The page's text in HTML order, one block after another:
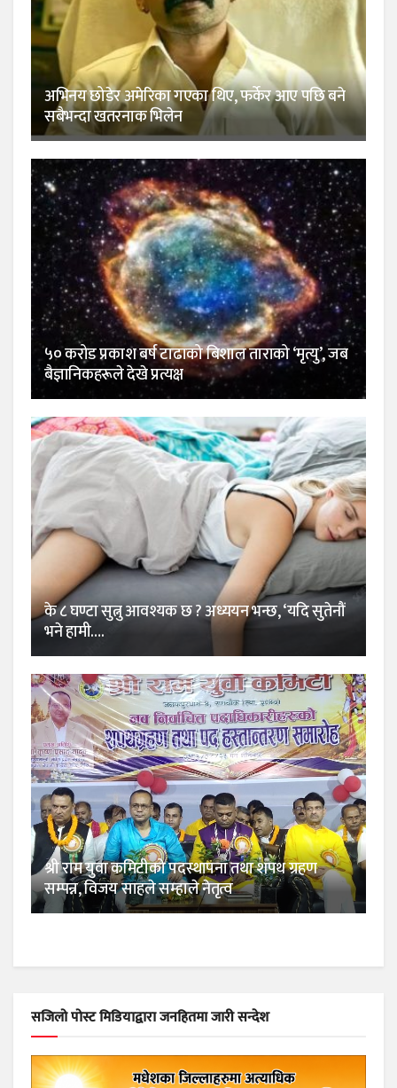
अभिनय छोडेर अमेरिका गएका थिए, फर्केर आए पछि बने
सबैभन्दा खतरनाक भिलेन
५० करोड प्रकाश बर्ष टाढाको बिशाल ताराको ‘मृत्यु’, जब
बैज्ञानिकहरूले देखे प्रत्यक्ष
के ८ घण्टा सुत्नु आवश्यक छ ? अध्ययन भन्छ, ‘यदि सुतेनौं
भने हामी….
श्री राम युवा कमिटीको पदस्थापना तथा शपथ ग्रहण
सम्पन्न, विजय साहले सम्हाले नेतृत्व
सजिलो पोस्ट मिडियाद्वारा जनहितमा जारी सन्देश